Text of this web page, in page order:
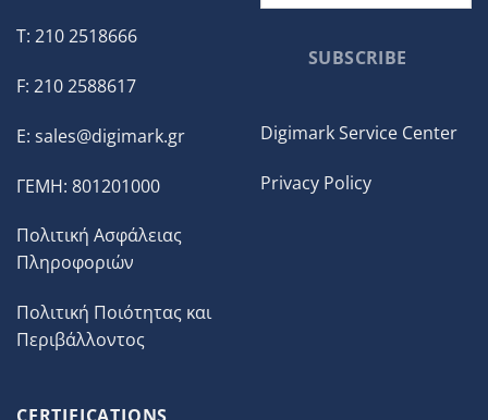
T: 210 2518666
F: 210 2588617
E: sales@digimark.gr
ΓΕΜΗ: 801201000
Πολιτική Ασφάλειας
Πληροφοριών
Πολιτική Ποιότητας και
Περιβάλλοντος
SUBSCRIBE
Digimark Service Center
Privacy Policy